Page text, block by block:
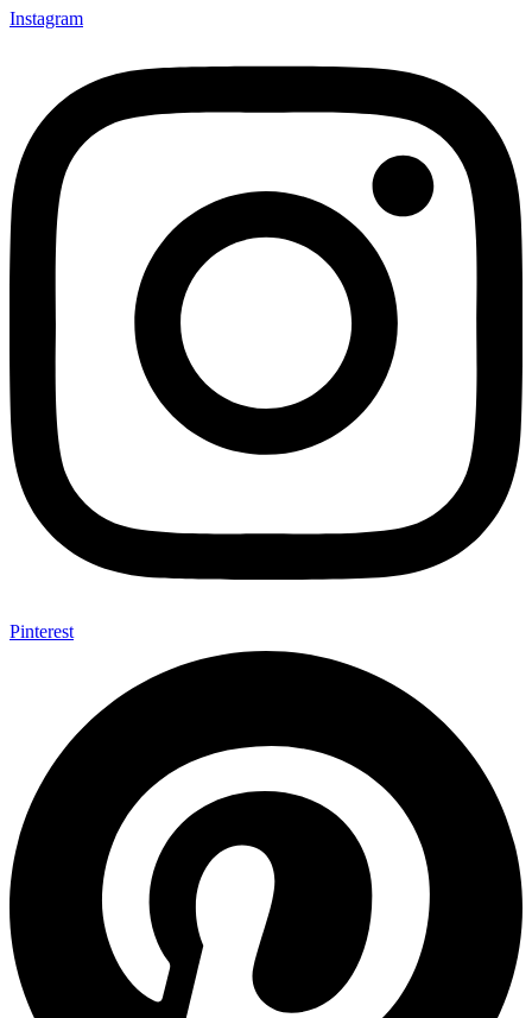
Instagram
Pinterest